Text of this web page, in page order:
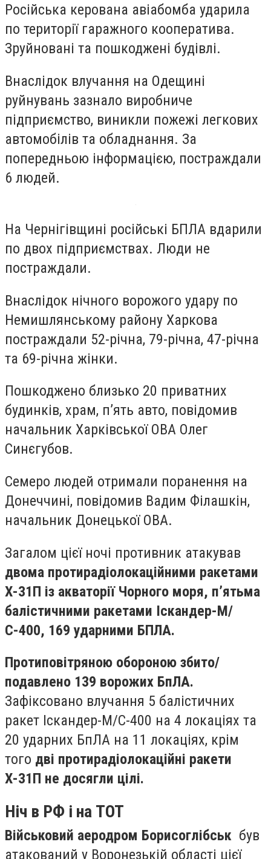
Російська керована авіабомба ударила
по території гаражного кооператива.
Зруйновані та пошкоджені будівлі.
Внаслідок влучання на Одещині
руйнувань зазнало виробниче
підприємство, виникли пожежі легкових
автомобілів та обладнання. За
попередньою інформацією, постраждали
6 людей.
На Чернігівщині російські БПЛА вдарили
по двох підприємствах. Люди не
постраждали.
Внаслідок нічного ворожого удару по
Немишлянському району Харкова
постраждали 52-річна, 79-річна, 47-річна
та 69-річна жінки.
Пошкоджено близько 20 приватних
будинків, храм, пʼять авто, повідомив
начальник Харківської ОВА Олег
Синєгубов.
Семеро людей отримали поранення на
Донеччині, повідомив Вадим Філашкін,
начальник Донецької ОВА.
Загалом цієї ночі противник атакував
двома протирадіолокаційними ракетами
Х-31П із акваторії Чорного моря, п’ятьма
балістичними ракетами Іскандер-М/
С-400, 169 ударними БПЛА.
Протиповітряною обороною збито/
подавлено 139 ворожих БпЛА.
Зафіксовано влучання 5 балістичних
ракет Іскандер-М/С-400 на 4 локаціях та
20 ударних БпЛА на 11 локаціях, крім
того дві протирадіолокаційні ракети
Х-31П не досягли цілі.
Ніч в РФ і на ТОТ
Військовий аеродром Борисоглібськ був
атакований у Воронезькій області цієї